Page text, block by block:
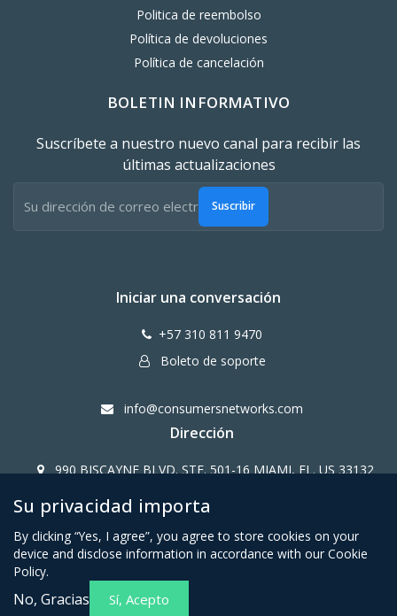
Politica de reembolso
Política de devoluciones
Política de cancelación
BOLETIN INFORMATIVO
Suscríbete a nuestro nuevo canal para recibir las
últimas actualizaciones
Suscribir
Iniciar una conversación
+57 310 811 9470
Boleto de soporte
info@consumersnetworks.com
Dirección
990 BISCAYNE BLVD. STE. 501-16 MIAMI, FL. US 33132
Copy Right CONSUMERS NETWORK@2024
Términos y condiciones para
Su privacidad importa
By clicking “Yes, I agree”, you agree to store cookies on your
device and disclose information in accordance with our Cookie
Policy.
No, Gracias Sí, Acepto